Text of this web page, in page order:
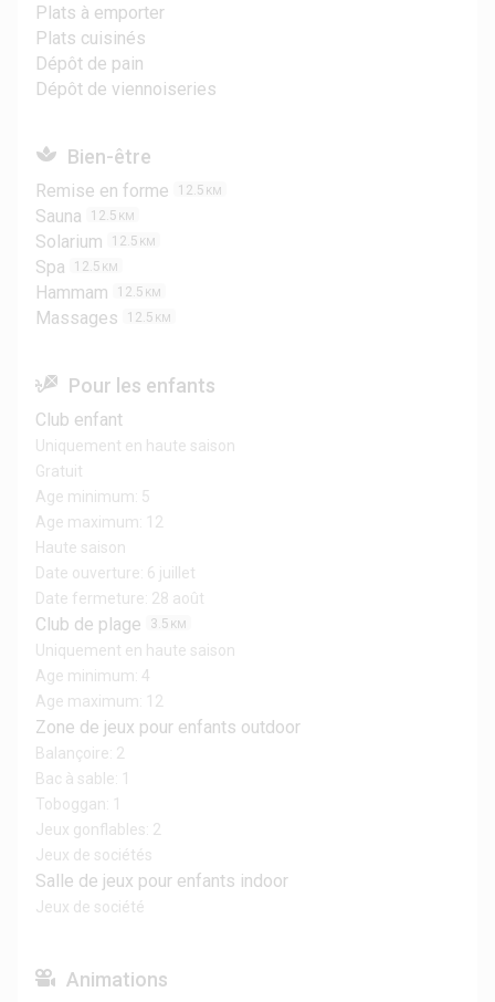
Plats à emporter
Plats cuisinés
Dépôt de pain
Dépôt de viennoiseries
Bien-être
Remise en forme 12.5 KM
Sauna 12.5 KM
Solarium 12.5 KM
Spa 12.5 KM
Hammam 12.5 KM
Massages 12.5 KM
Pour les enfants
Club enfant
Uniquement en haute saison
Gratuit
Age minimum: 5
Age maximum: 12
Haute saison
Date ouverture: 6 juillet
Date fermeture: 28 août
Club de plage 3.5 KM
Uniquement en haute saison
Age minimum: 4
Age maximum: 12
Zone de jeux pour enfants outdoor
Balançoire: 2
Bac à sable: 1
Toboggan: 1
Jeux gonflables: 2
Jeux de sociétés
Salle de jeux pour enfants indoor
Jeux de société
Animations